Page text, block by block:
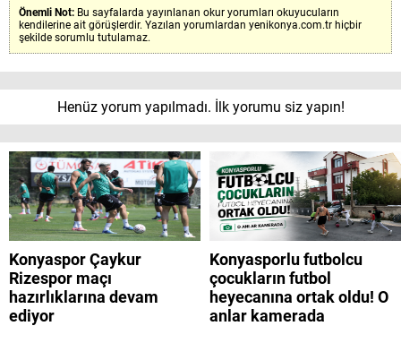
Önemli Not: Bu sayfalarda yayınlanan okur yorumları okuyucuların
kendilerine ait görüşlerdir. Yazılan yorumlardan yenikonya.com.tr hiçbir
şekilde sorumlu tutulamaz.
Henüz yorum yapılmadı. İlk yorumu siz yapın!
Konyaspor Çaykur
Rizespor maçı
hazırlıklarına devam
ediyor
Konyasporlu futbolcu
çocukların futbol
heyecanına ortak oldu! O
anlar kamerada